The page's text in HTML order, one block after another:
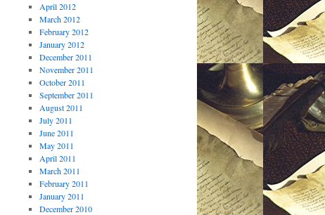
April 2012
March 2012
February 2012
January 2012
December 2011
November 2011
October 2011
September 2011
August 2011
July 2011
June 2011
May 2011
April 2011
March 2011
February 2011
January 2011
December 2010